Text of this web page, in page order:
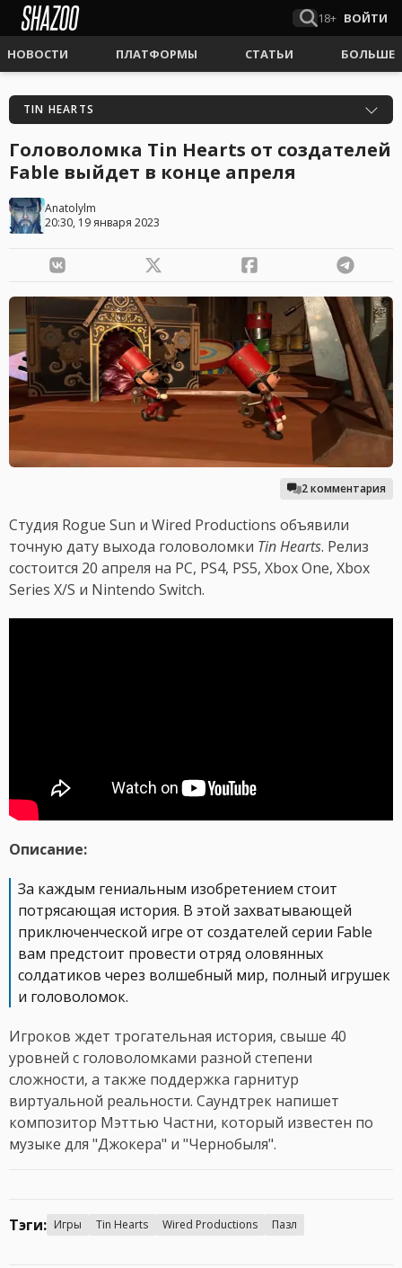
18+ ВОЙТИ
НОВОСТИ ПЛАТФОРМЫ СТАТЬИ БОЛЬШЕ
TIN HEARTS
Головоломка Tin Hearts от создателей
Fable выйдет в конце апреля
Anatolylm
20:30, 19 января 2023
2 комментария
Студия Rogue Sun и Wired Productions объявили
точную дату выхода головоломки Tin Hearts. Релиз
состоится 20 апреля на PC, PS4, PS5, Xbox One, Xbox
Series X/S и Nintendo Switch.
Описание:
За каждым гениальным изобретением стоит
потрясающая история. В этой захватывающей
приключенческой игре от создателей серии Fable
вам предстоит провести отряд оловянных
солдатиков через волшебный мир, полный игрушек
и головоломок.
Игроков ждет трогательная история, свыше 40
уровней с головоломками разной степени
сложности, а также поддержка гарнитур
виртуальной реальности. Саундтрек напишет
композитор Мэттью Частни, который известен по
музыке для "Джокера" и "Чернобыля".
Тэги: Игры Tin Hearts Wired Productions Пазл